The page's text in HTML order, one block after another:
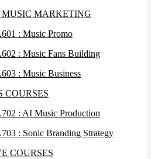
MARKETING
: Music Promo
: Music Fans Building
: Music Business
COURSES
: AI Music Production
: Sonic Branding Strategy
COURSES